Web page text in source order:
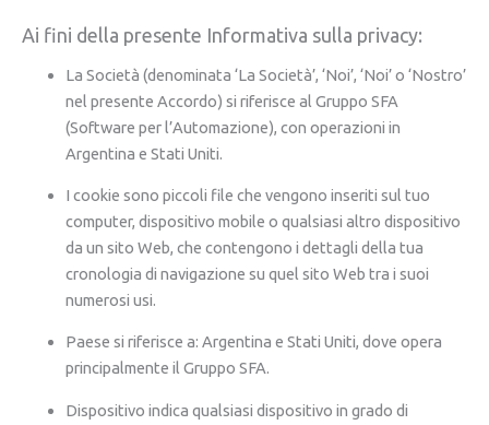
Ai fini della presente Informativa sulla privacy:
La Società (denominata ‘La Società’, ‘Noi’, ‘Noi’ o ‘Nostro’
nel presente Accordo) si riferisce al Gruppo SFA
(Software per l’Automazione), con operazioni in
Argentina e Stati Uniti.
I cookie sono piccoli file che vengono inseriti sul tuo
computer, dispositivo mobile o qualsiasi altro dispositivo
da un sito Web, che contengono i dettagli della tua
cronologia di navigazione su quel sito Web tra i suoi
numerosi usi.
Paese si riferisce a: Argentina e Stati Uniti, dove opera
principalmente il Gruppo SFA.
Dispositivo indica qualsiasi dispositivo in grado di